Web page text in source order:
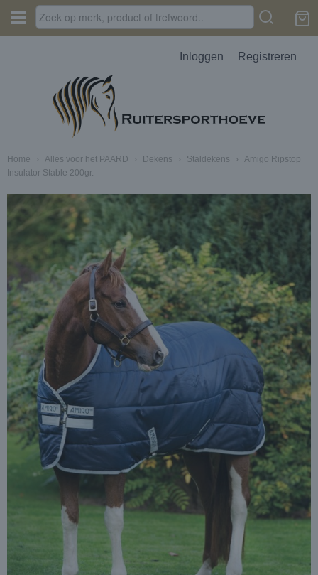
Inloggen Registreren
Home › Alles voor het PAARD › Dekens › Staldekens ›
Amigo Ripstop
Insulator Stable 200gr.